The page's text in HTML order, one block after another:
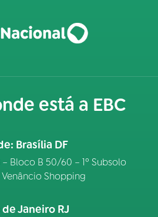
está a EBC
Brasília DF
Bloco B 50/60 – 1º Subsolo
Shopping
de Janeiro RJ